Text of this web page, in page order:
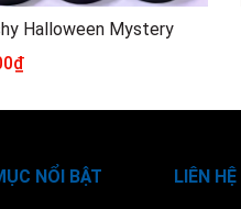
Halloween Mystery
NỔI BẬT LIÊN HỆ